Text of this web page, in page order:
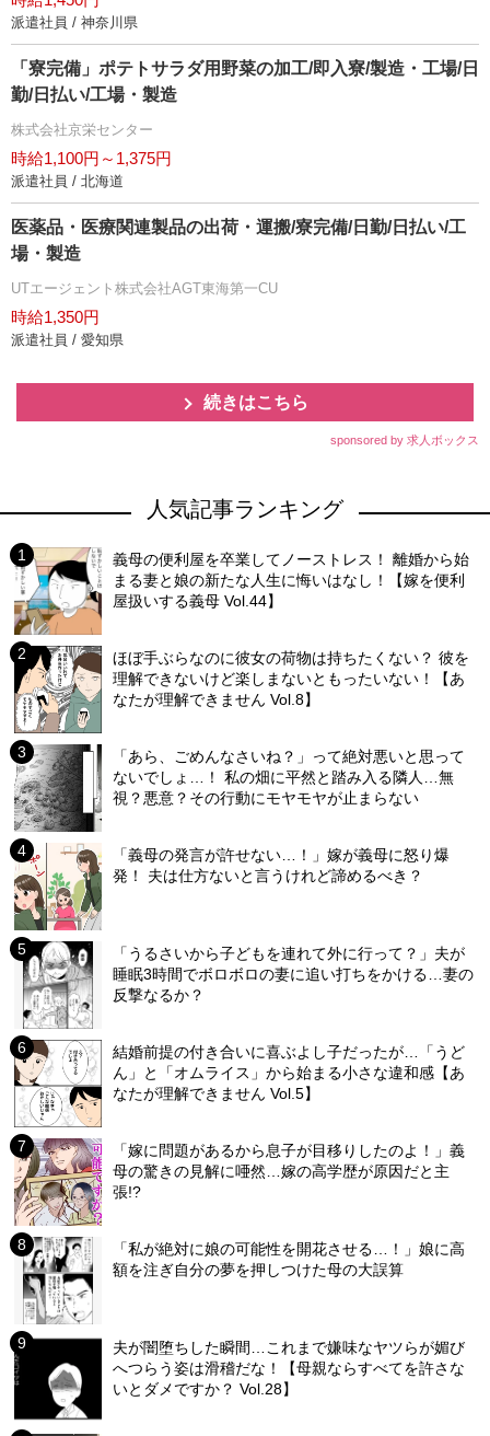
派遣社員 / 神奈川県
「寮完備」ポテトサラダ用野菜の加工/即入寮/製造・工場/日
勤/日払い/工場・製造
株式会社京栄センター
時給1,100円～1,375円
派遣社員 / 北海道
医薬品・医療関連製品の出荷・運搬/寮完備/日勤/日払い/工
場・製造
UTエージェント株式会社AGT東海第一CU
時給1,350円
派遣社員 / 愛知県
続きはこちら
sponsored by 求人ボックス
人気記事ランキング
義母の便利屋を卒業してノーストレス！ 離婚から始
まる妻と娘の新たな人生に悔いはなし！【嫁を便利
屋扱いする義母 Vol.44】
ほぼ手ぶらなのに彼女の荷物は持ちたくない？ 彼を
理解できないけど楽しまないともったいない！【あ
なたが理解できません Vol.8】
「あら、ごめんなさいね？」って絶対悪いと思って
ないでしょ…！ 私の畑に平然と踏み入る隣人…無
視？悪意？その行動にモヤモヤが止まらない
「義母の発言が許せない…！」嫁が義母に怒り爆
発！ 夫は仕方ないと言うけれど諦めるべき？
「うるさいから子どもを連れて外に行って？」夫が
睡眠3時間でボロボロの妻に追い打ちをかける…妻の
反撃なるか？
結婚前提の付き合いに喜ぶよし子だったが…「うど
ん」と「オムライス」から始まる小さな違和感【あ
なたが理解できません Vol.5】
「嫁に問題があるから息子が目移りしたのよ！」義
母の驚きの見解に唖然…嫁の高学歴が原因だと主
張!?
「私が絶対に娘の可能性を開花させる…！」娘に高
額を注ぎ自分の夢を押しつけた母の大誤算
夫が闇堕ちした瞬間…これまで嫌味なヤツらが媚び
へつらう姿は滑稽だな！【母親ならすべてを許さな
いとダメですか？ Vol.28】